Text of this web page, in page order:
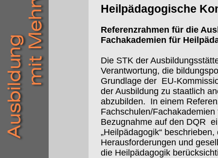
Heilpädagogische
Referenzrahmen für die
Fachakademien für
Die STK der
Verantwortung, die
Grundlage der EU-
der Ausbildung zu staatlich
abzubilden. In einem
Fachschulen/
Bezugnahme auf den DQR
„Heilpädagogik“
Herausforderungen und
die Heilpädagogik